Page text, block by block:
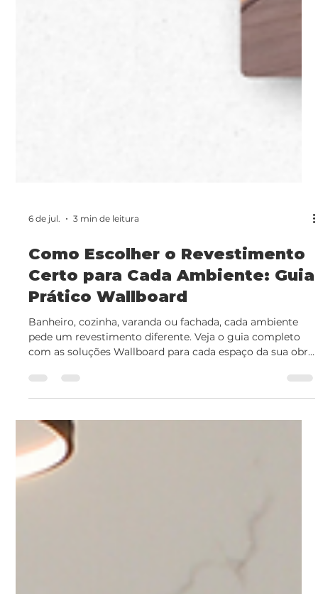
6 de jul. 3 min de leitura
Banheiro, cozinha, varanda ou fachada, cada ambiente
pede um revestimento diferente. Veja o guia completo
com as soluções Wallboard para cada espaço da sua obra
ou reforma.